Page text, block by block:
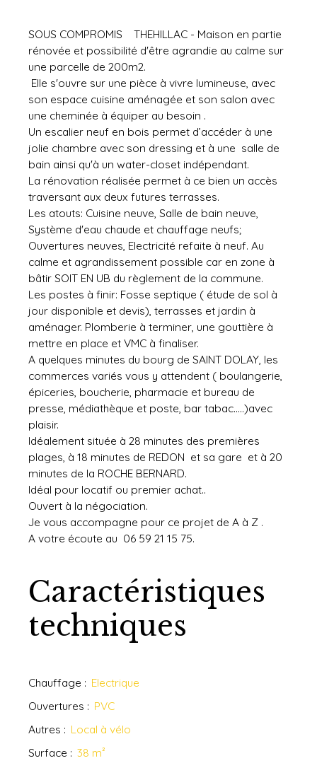
SOUS COMPROMIS THEHILLAC - Maison en partie
rénovée et possibilité d'être agrandie au calme sur
une parcelle de 200m2.
Elle s'ouvre sur une pièce à vivre lumineuse, avec
son espace cuisine aménagée et son salon avec
une cheminée à équiper au besoin .
Un escalier neuf en bois permet d’accéder à une
jolie chambre avec son dressing et à une salle de
bain ainsi qu'à un water-closet indépendant.
La rénovation réalisée permet à ce bien un accès
traversant aux deux futures terrasses.
Les atouts: Cuisine neuve, Salle de bain neuve,
Système d'eau chaude et chauffage neufs;
Ouvertures neuves, Electricité refaite à neuf. Au
calme et agrandissement possible car en zone à
bâtir SOIT EN UB du règlement de la commune.
Les postes à finir: Fosse septique ( étude de sol à
jour disponible et devis), terrasses et jardin à
aménager. Plomberie à terminer, une gouttière à
mettre en place et VMC à finaliser.
A quelques minutes du bourg de SAINT DOLAY, les
commerces variés vous y attendent ( boulangerie,
épiceries, boucherie, pharmacie et bureau de
presse, médiathèque et poste, bar tabac.....)avec
plaisir.
Idéalement située à 28 minutes des premières
plages, à 18 minutes de REDON et sa gare et à 20
minutes de la ROCHE BERNARD.
Idéal pour locatif ou premier achat..
Ouvert à la négociation.
Je vous accompagne pour ce projet de A à Z .
A votre écoute au 06 59 21 15 75.
Caractéristiques
techniques
Chauffage : Electrique
Ouvertures : PVC
Autres : Local à vélo
Surface : 38 m²